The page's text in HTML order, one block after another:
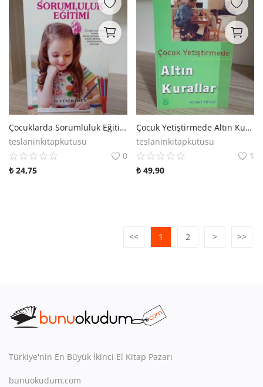
Çocuklarda Sorumluluk Eğitimi
teslaninkitapkutusu
0
₺ 24,75
Çocuk Yetiştirmede Altın Kurallar
teslaninkitapkutusu
1
₺49,90
<< 1 2 > >>
Türkiye'nin En Büyük İkinci El Kitap Pazarı
bunuokudum.com